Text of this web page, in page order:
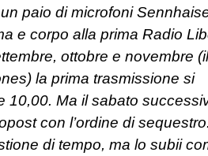
paio di microfoni
e corpo alla prima Radio
ottobre e novembre
la prima trasmissione si
10,00. Ma il sabato
con l’ordine di sequestro.
di tempo, ma lo subii